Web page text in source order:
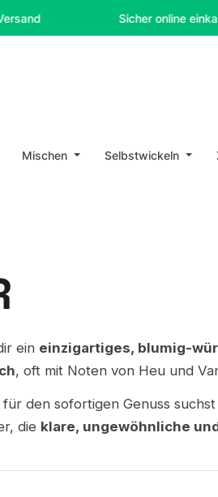
Sicher online einkaufen
Mischen Selbstwickeln
ein einzigartiges, blumig-
, oft mit Noten von Heu und
für den sofortigen Genuss
die klare, ungewöhnliche